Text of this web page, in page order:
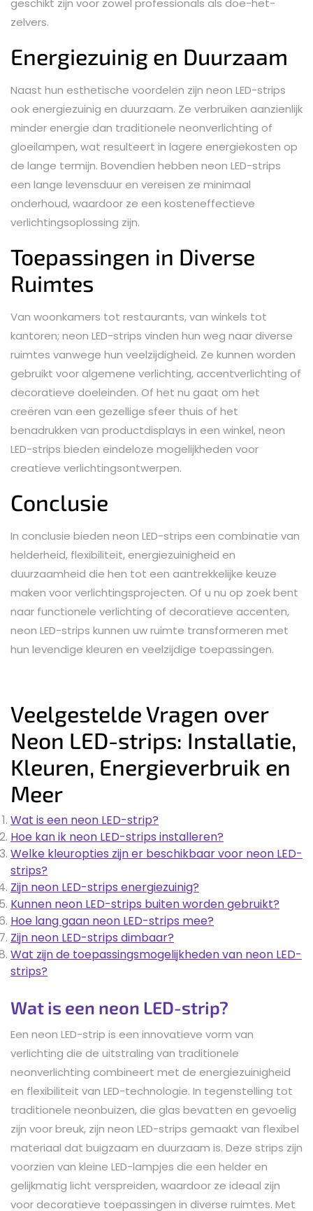
zelvers.
Energiezuinig en Duurzaam
Naast hun esthetische voordelen zijn neon LED-strips
ook energiezuinig en duurzaam. Ze verbruiken aanzienlijk
minder energie dan traditionele neonverlichting of
gloeilampen, wat resulteert in lagere energiekosten op
de lange termijn. Bovendien hebben neon LED-strips
een lange levensduur en vereisen ze minimaal
onderhoud, waardoor ze een kosteneffectieve
verlichtingsoplossing zijn.
Toepassingen in Diverse
Ruimtes
Van woonkamers tot restaurants, van winkels tot
kantoren; neon LED-strips vinden hun weg naar diverse
ruimtes vanwege hun veelzijdigheid. Ze kunnen worden
gebruikt voor algemene verlichting, accentverlichting of
decoratieve doeleinden. Of het nu gaat om het
creëren van een gezellige sfeer thuis of het
benadrukken van productdisplays in een winkel, neon
LED-strips bieden eindeloze mogelijkheden voor
creatieve verlichtingsontwerpen.
Conclusie
In conclusie bieden neon LED-strips een combinatie van
helderheid, flexibiliteit, energiezuinigheid en
duurzaamheid die hen tot een aantrekkelijke keuze
maken voor verlichtingsprojecten. Of u nu op zoek bent
naar functionele verlichting of decoratieve accenten,
neon LED-strips kunnen uw ruimte transformeren met
hun levendige kleuren en veelzijdige toepassingen.
Veelgestelde Vragen over
Neon LED-strips: Installatie,
Kleuren, Energieverbruik en
Meer
Wat is een neon LED-strip?
Hoe kan ik neon LED-strips installeren?
Welke kleuropties zijn er beschikbaar voor neon LED-
strips?
Zijn neon LED-strips energiezuinig?
Kunnen neon LED-strips buiten worden gebruikt?
Hoe lang gaan neon LED-strips mee?
Zijn neon LED-strips dimbaar?
Wat zijn de toepassingsmogelijkheden van neon LED-
strips?
Wat is een neon LED-strip?
Een neon LED-strip is een innovatieve vorm van
verlichting die de uitstraling van traditionele
neonverlichting combineert met de energiezuinigheid
en flexibiliteit van LED-technologie. In tegenstelling tot
traditionele neonbuizen, die glas bevatten en gevoelig
zijn voor breuk, zijn neon LED-strips gemaakt van flexibel
materiaal dat buigzaam en duurzaam is. Deze strips zijn
voorzien van kleine LED-lampjes die een helder en
gelijkmatig licht verspreiden, waardoor ze ideaal zijn
voor decoratieve toepassingen in diverse ruimtes. Met